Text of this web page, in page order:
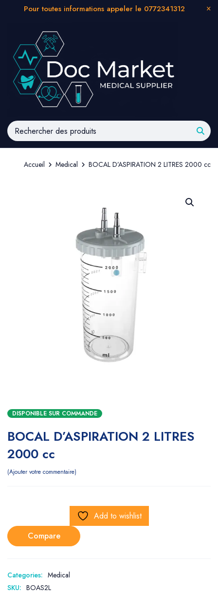
Pour toutes informations appeler le 0772341312
Accueil Medical BOCAL D’ASPIRATION 2 LITRES 2000 cc
DISPONIBLE SUR COMMANDE
BOCAL D’ASPIRATION 2 LITRES
2000 cc
Ajouter votre commentaire
Add to wishlist
Compare
Categories: Medical
SKU: BOAS2L